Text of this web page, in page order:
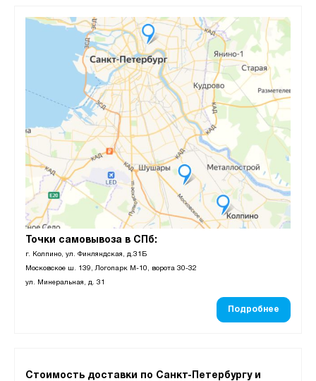
Точки самовывоза в СПб:
г. Колпино, ул. Финляндская, д.31Б
Московское ш. 139, Логопарк М-10, ворота 30-32
ул. Минеральная, д. 31
Подробнее
Стоимость доставки по Санкт-Петербургу и